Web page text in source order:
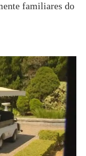
familiares do